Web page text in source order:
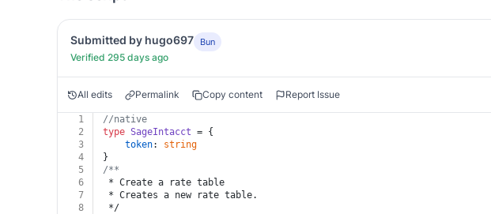
Submitted by hugo697 Bun
Verified 295 days ago
All edits Permalink Copy content Report Issue
1
//native
2
type SageIntacct = {
3
token: string
4
}
5
/**
6
* Create a rate table
7
* Creates a new rate table.
8
*/